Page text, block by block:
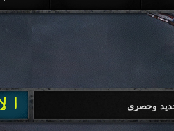
بكل جديد وحصرى